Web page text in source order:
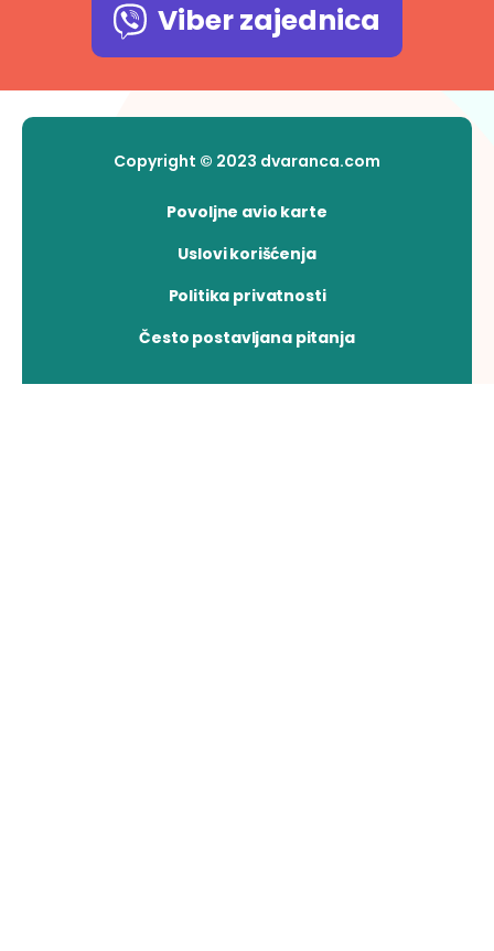
Viber zajednica
Copyright © 2023 dvaranca.com
Povoljne avio karte
Uslovi korišćenja
Politika privatnosti
Često postavljana pitanja